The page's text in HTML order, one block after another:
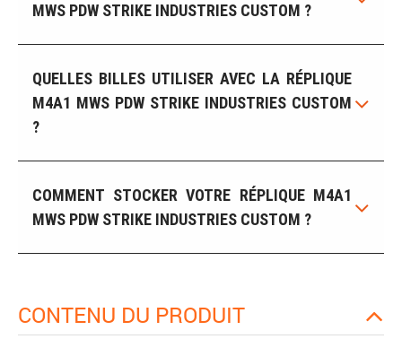
MWS PDW STRIKE INDUSTRIES CUSTOM ?
QUELLES BILLES UTILISER AVEC LA RÉPLIQUE
M4A1 MWS PDW STRIKE INDUSTRIES CUSTOM
?
COMMENT STOCKER VOTRE RÉPLIQUE M4A1
MWS PDW STRIKE INDUSTRIES CUSTOM ?
CONTENU DU PRODUIT